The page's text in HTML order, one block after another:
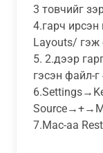
3 товчийг
4.гарч
Layouts/ гэж
5. 2.дээр
гэсэн файл-
7.Mac-aa